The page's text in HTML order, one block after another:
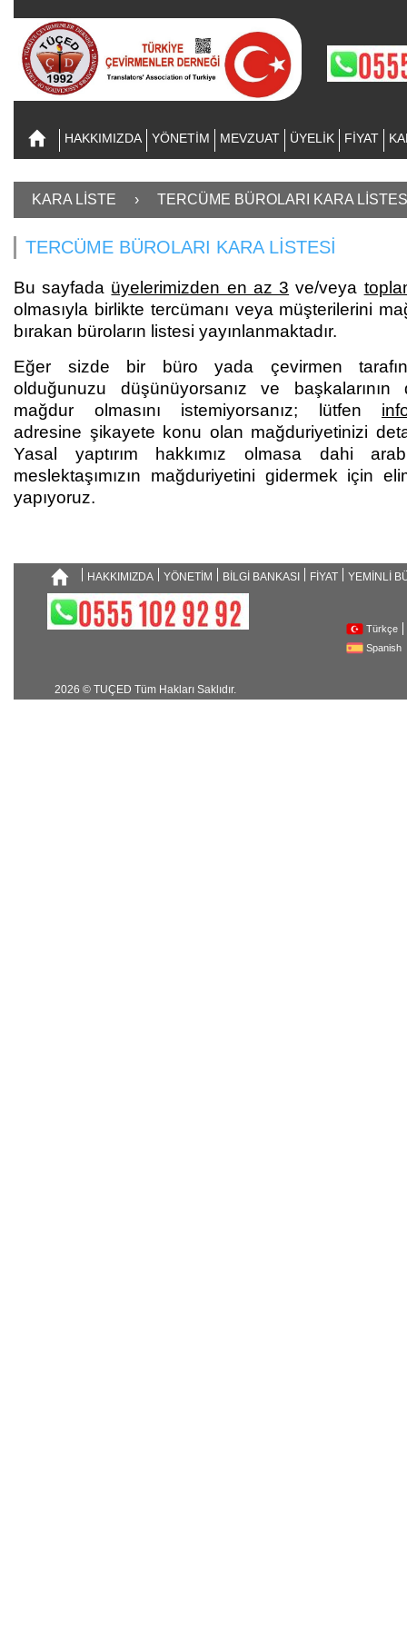
HAKKIMIZDA YÖNETİM MEVZUAT ÜYELİK FİYAT
KARA LİSTE › TERCÜME BÜROLARI KARA
TERCÜME BÜROLARI KARA LİSTESİ
Bu sayfada üyelerimizden en az 3 ve/veya
olmasıyla birlikte tercümanı veya müşterilerini
bırakan büroların listesi yayınlanmaktadır.
Eğer sizde bir büro yada çevirmen
olduğunuzu düşünüyorsanız ve
mağdur olmasını istemiyorsanız; lütfen
adresine şikayete konu olan mağduriyetinizi
Yasal yaptırım hakkımız olmasa dahi
meslektaşımızın mağduriyetini gidermek için
yapıyoruz.
HAKKIMIZDA YÖNETİM BİLGİ BANKASI FİYAT YEMİNLİ
2026 © TUÇED Tüm Hakları Saklıdır.
Türkçe
Spanish